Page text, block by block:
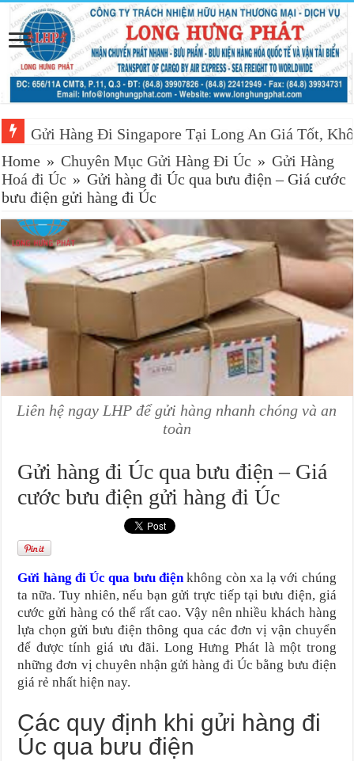
Gửi Hàng Đi Singapore Tại Long An Giá Tốt,
Home » Chuyên Mục Gửi Hàng Đi Úc » Gửi Hàng
Hoá đi Úc » Gửi hàng đi Úc qua bưu điện – Giá cước
bưu điện gửi hàng đi Úc
Liên hệ ngay LHP để gửi hàng nhanh chóng và an
toàn
Gửi hàng đi Úc qua bưu điện – Giá
cước bưu điện gửi hàng đi Úc
Gửi hàng đi Úc qua bưu điệnkhông còn xa lạ với chúng
ta nữa. Tuy nhiên, nếu bạn gửi trực tiếp tại bưu điện, giá
cước gửi hàng có thể rất cao. Vậy nên nhiều khách hàng
lựa chọn gửi bưu điện thông qua các đơn vị vận chuyển
để được tính giá ưu đãi. Long Hưng Phát là một trong
những đơn vị chuyên nhận gửi hàng đi Úc bằng bưu điện
giá rẻ nhất hiện nay.
Các quy định khi gửi hàng đi
Úc qua bưu điện